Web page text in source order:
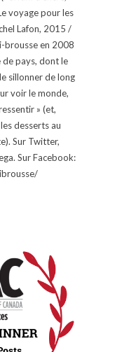
voyage pour les
Lafon, 2015 /
brousse en 2008
pays, dont le
sillonner de long
voir le monde,
» (et,
desserts au
Sur Twitter,
Sur Facebook: